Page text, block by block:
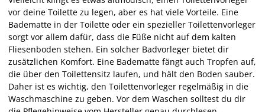
vor deine Toilette zu legen, aber es hat viele Vorteile. Eine
Badematte in der Toilette oder ein spezieller Toilettenvorleger
sorgt vor allem dafür, dass die Füße nicht auf dem kalten
Fliesenboden stehen. Ein solcher Badvorleger bietet dir
zusätzlichen Komfort. Eine Badematte fängt auch Tropfen auf,
die über den Toilettensitz laufen, und hält den Boden sauber.
Daher ist es wichtig, den Toilettenvorleger regelmäßig in die
Waschmaschine zu geben. Vor dem Waschen solltest du dir